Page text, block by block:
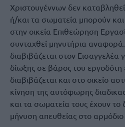
Χριστουγέννων δεν
ή/και τα σωματεία μπορούν
στην οικεία Επιθεώρηση
συνταχθεί μηνυτήρια
διαβιβάζεται στον Εισαγγελέα
δίωξης σε βάρος του
διαβιβάζεται και στο οικείο
κίνηση της αυτόφωρης
και τα σωματεία τους έχουν
μήνυση απευθείας στο αρμόδιο